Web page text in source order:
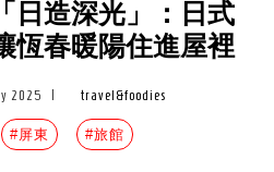
日造深光」：日式
恆春暖陽住進屋裡
2025 travel&foodies
#屏東 #旅館